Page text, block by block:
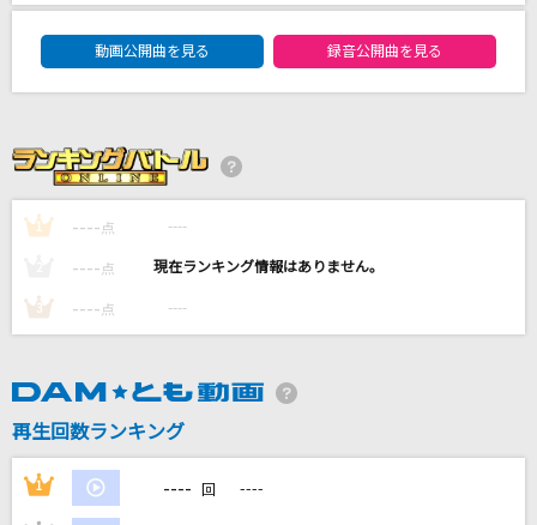
Shine We Are!
Mrs. GREEN APPLE
イチブトゼンブ
白雪
K
DAM★ともボーカルエントリーランキング
動画公開曲を見る
録音公開曲を見る
1 ---- 点 ----
---- 点 ----
3 ---- 点 ----
再生回数ランキング
1 ---- 回 ----